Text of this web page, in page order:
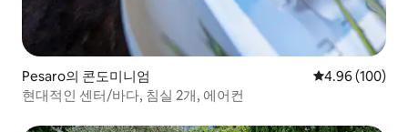
Pesaro의 콘도미니엄 평점 4.96점(5
4.96 (100)
현대적인 센터/바다, 침실 2개, 에어컨